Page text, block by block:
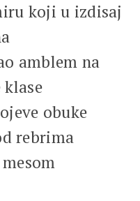
koji u izdisaj
amblem na
obuke
rebrima